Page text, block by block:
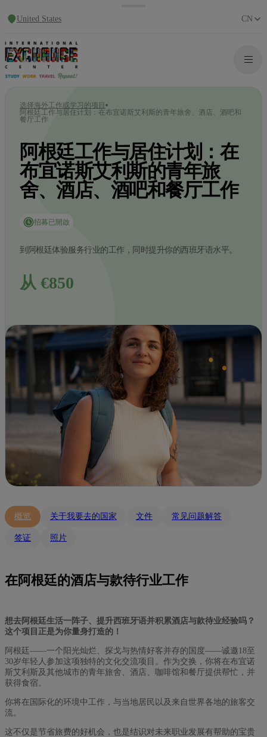
United States CN
选择海外工作或学习的项目
阿根廷工作与居住计划：在布宜诺斯艾利斯的青年旅舍、酒店、酒吧和
餐厅工作
阿根廷工作与居住计划：在
布宜诺斯艾利斯的青年旅
舍、酒店、酒吧和餐厅工作
招募已開啟
到阿根廷体验服务行业的工作，同时提升你的西班牙语水平。
从 €850
概览 关于我要去的国家 文件 常见问题解答
签证 照片
在阿根廷的酒店与款待行业工作
想去阿根廷生活一阵子、提升西班牙语并积累酒店与款待业经验吗？
这个项目正是为你量身打造的！
阿根廷——一个阳光灿烂、探戈与热情好客并存的国度——诚邀18至
30岁年轻人参加这项独特的文化交流项目。作为交换，你将在布宜诺
斯艾利斯及其他城市的青年旅舍、酒店、咖啡馆和餐厅提供帮忙，并
获得食宿。
你将在国际化的环境中工作，与当地居民以及来自世界各地的旅客交
流。
这不仅是节省旅费的好机会，也是结识对未来职业发展有帮助的宝贵